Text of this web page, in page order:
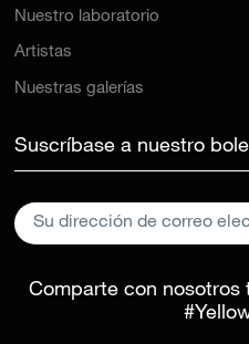
Nuestro laboratorio
Artistas
Nuestras galerías
Suscríbase a nuestro
Comparte con nosotros